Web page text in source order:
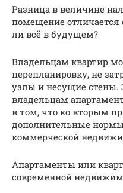
Разница в величине
помещение
ли всё в будущем?
Владельцам квартир
перепланировку, не
узлы и несущие стены.
владельцам
в том, что ко вторым
дополнительные
коммерческой
Апартаменты или
современной